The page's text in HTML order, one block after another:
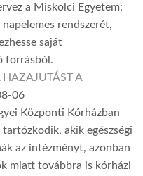
a Miskolci Egyetem:
rendszerét,
saját
forrásból.
HAZAJUTÁST A
06
Központi Kórházban
akik egészségi
az intézményt, azonban
miatt továbbra is kórházi